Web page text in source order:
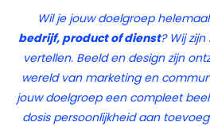
Wil je jouw doelgroep
bedrijf, product of dienst? Wij
vertellen. Beeld en design zijn
wereld van marketing en
jouw doelgroep een compleet
dosis persoonlijkheid aan